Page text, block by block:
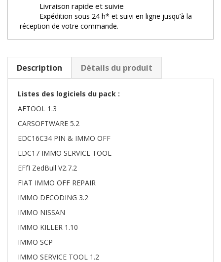
Livraison rapide et suivie
Expédition sous 24 h* et suivi en ligne jusqu’à la
réception de votre commande.
Description Détails du produit
Listes des logiciels du pack :
AETOOL 1.3
CARSOFTWARE 5.2
EDC16C34 PIN & IMMO OFF
EDC17 IMMO SERVICE TOOL
EFfI ZedBull V2.7.2
FIAT IMMO OFF REPAIR
IMMO DECODING 3.2
IMMO NISSAN
IMMO KILLER 1.10
IMMO SCP
IMMO SERVICE TOOL 1.2